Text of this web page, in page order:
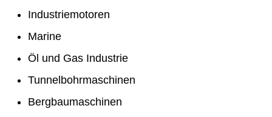
Industriemotoren
Marine
Öl und Gas Industrie
Tunnelbohrmaschinen
Bergbaumaschinen